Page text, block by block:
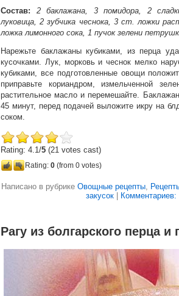
Состав: 2 баклажана, 3 помидора, 2
луковица, 2 зубчика чеснока, 3 ст. ложки
ложка лимонного сока, 1 пучок зелени
Нарежьте баклажаны кубиками, из перца
кусочками. Лук, морковь и чеснок мелко
кубиками, все подготовленные овощи
приправьте кориандром, измельченной
растительное масло и перемешайте.
45 минут, перед подачей выложите икру на
соком.
Rating: 4.1/5 (21 votes cast)
Rating: 0 (from 0 votes)
Написано в рубрике Овощные рецепты,
закусок| Комментариев:
Рагу из болгарского перца и